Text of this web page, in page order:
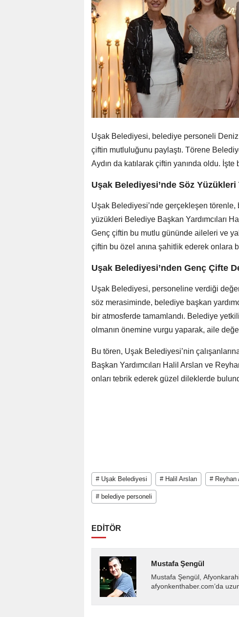
Uşak Belediyesi, belediye personeli
çiftin mutluluğunu paylaştı. Törene
Aydın da katılarak çiftin yanında oldu. İşte
Uşak Belediyesi’nde Söz Yüzükleri
Uşak Belediyesi’nde gerçekleşen
yüzükleri Belediye Başkan Yardımcıları
Genç çiftin bu mutlu gününde aileleri ve
çiftin bu özel anına şahitlik ederek onlara
Uşak Belediyesi’nden Genç Çifte
Uşak Belediyesi, personeline verdiği
söz merasiminde, belediye başkan
bir atmosferde tamamlandı. Belediye
olmanın önemine vurgu yaparak, aile
Bu tören, Uşak Belediyesi’nin
Başkan Yardımcıları Halil Arslan ve
onları tebrik ederek güzel dileklerde
# Uşak Belediyesi # Halil Arslan # Reyhan
# belediye personeli
EDİTÖR
Mustafa Şengül
Mustafa Şengül,
afyonkenthaber.com’da